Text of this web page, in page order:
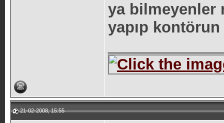
ya bilmeyenler
yapıp
21-02-2008, 15:55